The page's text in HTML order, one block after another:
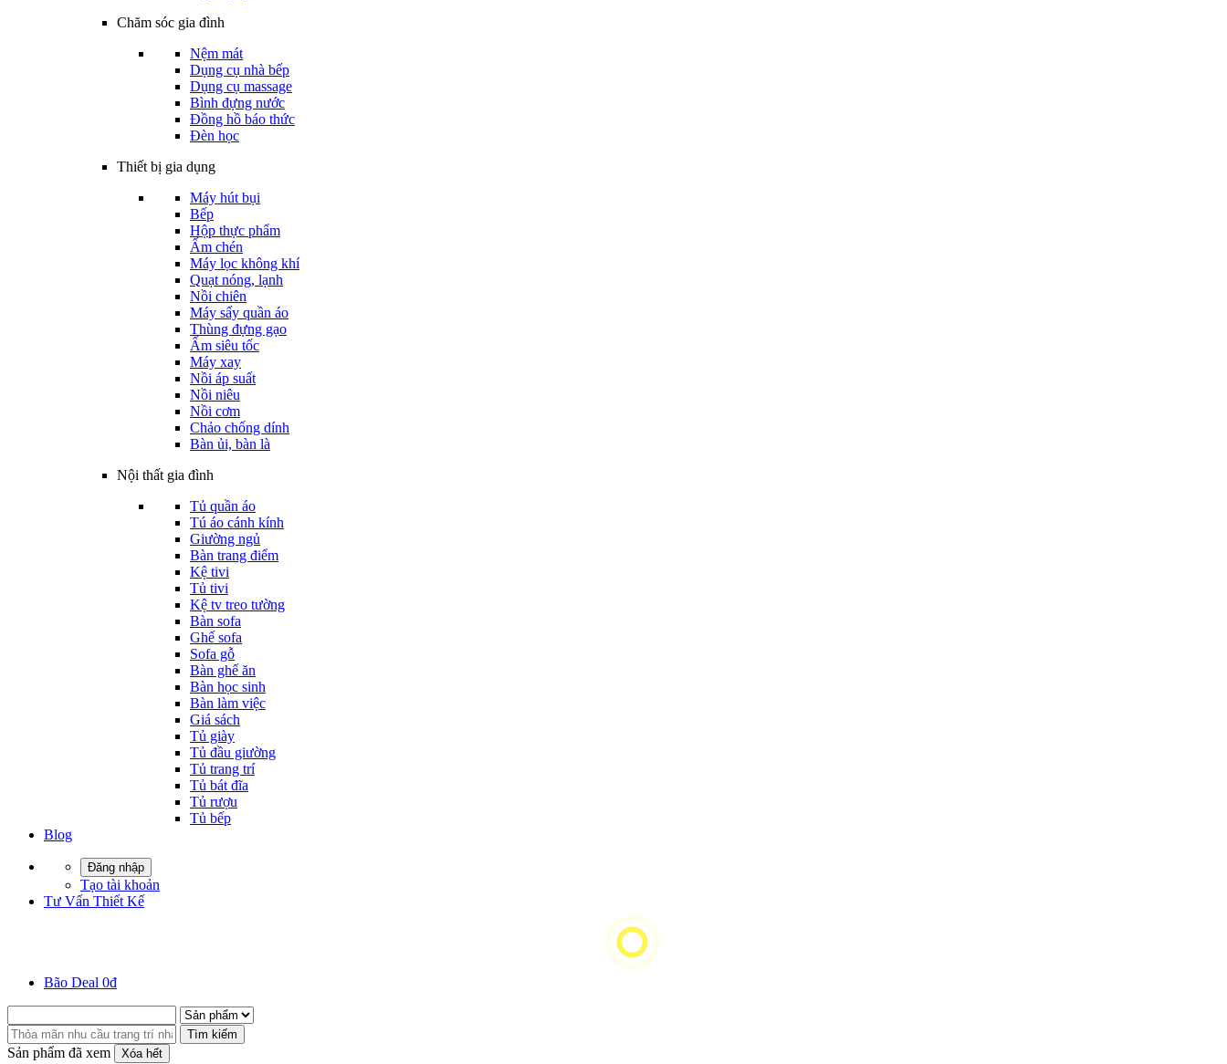
Chăm sóc gia đình
Nệm mát
Dụng cụ nhà bếp
Dụng cụ massage
Bình đựng nước
Đồng hồ báo thức
Đèn học
Thiết bị gia dụng
Máy hút bụi
Bếp
Hộp thực phẩm
Ấm chén
Máy lọc không khí
Quạt nóng, lạnh
Nồi chiên
Máy sấy quần áo
Thùng đựng gạo
Ấm siêu tốc
Máy xay
Nồi áp suất
Nồi niêu
Nồi cơm
Chảo chống dính
Bàn ủi, bàn là
Nội thất gia đình
Tủ quần áo
Tú áo cánh kính
Giường ngủ
Bàn trang điểm
Kệ tivi
Tủ tivi
Kệ tv treo tường
Bàn sofa
Ghế sofa
Sofa gỗ
Bàn ghế ăn
Bàn học sinh
Bàn làm việc
Giá sách
Tủ giày
Tủ đầu giường
Tủ trang trí
Tủ bát đĩa
Tủ rượu
Tủ bếp
Blog
Đăng nhập
Tạo tài khoản
Tư Vấn Thiết Kế
Bão Deal 0đ
Tìm kiếm
Sản phẩm đã xem Xóa hết